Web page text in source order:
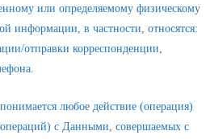
или определяемому физическому
информации, в частности, относятся:
отправки корреспонденции,
любое действие (операция)
с Данными, совершаемых с